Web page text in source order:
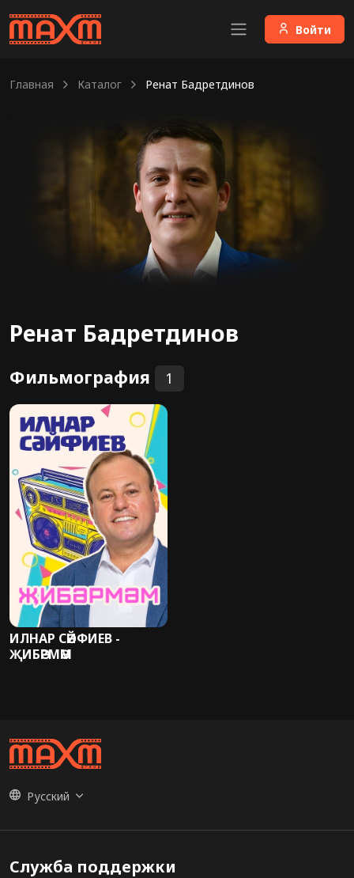
Войти
Главная Каталог Ренат Бадретдинов
Ренат Бадретдинов
Фильмография 1
ИЛНАР СӘЙФИЕВ -
ҖИБӘРМӘМ
Русский
Служба поддержки